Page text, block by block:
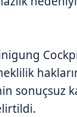
sonuçsuz